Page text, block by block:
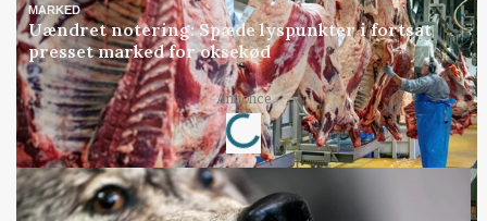
MARKED
Uændret notering: Spæde lyspunkter i fortsat
presset marked for oksekød
Annonce
Loading...